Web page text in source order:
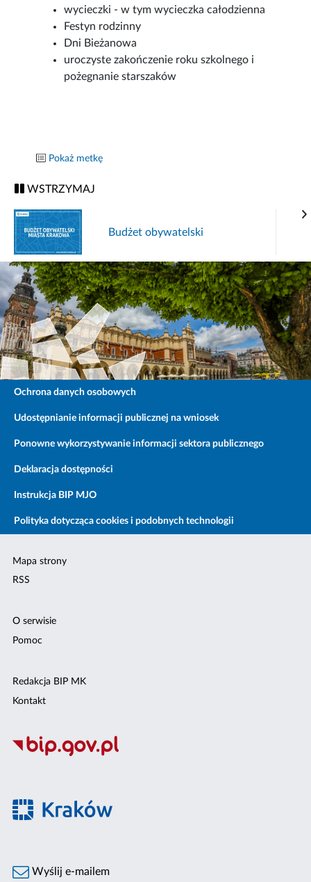
wycieczki - w tym wycieczka całodzienna
Festyn rodzinny
Dni Bieżanowa
uroczyste zakończenie roku szkolnego i
pożegnanie starszaków
Pokaż metkę
WSTRZYMAJ
Budżet obywatelski
Ochrona danych osobowych
Udostępnianie informacji publicznej na wniosek
Ponowne wykorzystywanie informacji sektora publicznego
Deklaracja dostępności
Instrukcja BIP MJO
Polityka dotycząca cookies i podobnych technologii
Mapa strony
RSS
O serwisie
Pomoc
Redakcja BIP MK
Kontakt
Wyślij e-mailem